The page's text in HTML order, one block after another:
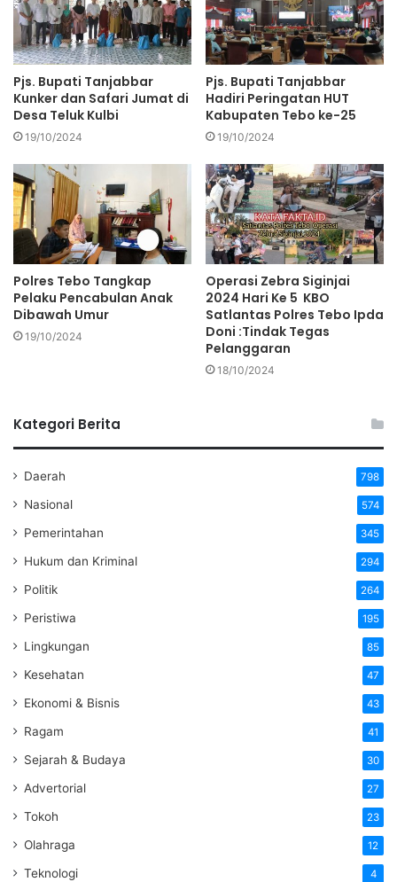
Hari Bhayangkara ke-78 ini menjadi momentum bagi
Polres Tebo untuk merefleksikan kembali perjalanan
panjang dan dedikasi mereka dalam melayani masyarakat.
Dengan semangat dan komitmen yang terus terjaga, Polres
Tebo bertekad untuk terus berkontribusi dalam
menciptakan keamanan dan ketertiban yang lebih baik di
masa mendatang.
Dengan upacara dan syukuran ini, diharapkan Polres Tebo
dapat semakin memperkuat hubungan dengan masyarakat
dan terus berperan aktif dalam menjaga stabilitas
keamanan di Kabupaten Tebo. Semoga semangat Hari
Bhayangkara ke-78 ini membawa berkah dan kemajuan
bagi Polri serta seluruh masyarakat Indonesia.
Pjs. Bupati Tanjabbar
Kunker dan Safari Jumat di
Desa Teluk Kulbi
19/10/2024
Pjs. Bupati Tanjabbar
Hadiri Peringatan HUT
Kabupaten Tebo ke-25
19/10/2024
Polres Tebo Tangkap
Pelaku Pencabulan Anak
Dibawah Umur
19/10/2024
Operasi Zebra Siginjai
2024 Hari Ke 5 KBO
Satlantas Polres Tebo Ipda
Doni :Tindak Tegas
Pelanggaran
18/10/2024
Kategori Berita
Daerah 798
Nasional 574
Pemerintahan 345
Hukum dan Kriminal 294
Politik 264
Peristiwa 195
Lingkungan 85
Kesehatan 47
Ekonomi & Bisnis 43
Ragam 41
Sejarah & Budaya 30
Advertorial 27
Tokoh 23
Olahraga 12
Teknologi 4